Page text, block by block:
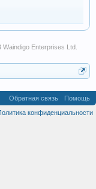
Waindigo Enterprises Ltd.
Обратная связь
Помощь
конфиденциальности